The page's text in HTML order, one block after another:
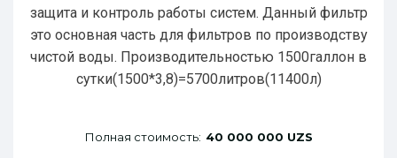
защита и контроль работы систем. Данный фильтр
это основная часть для фильтров по производству
чистой воды. Производительностью 1500галлон в
сутки(1500*3,8)=5700литров(11400л)
Полная стоимость: 40 000 000 UZS